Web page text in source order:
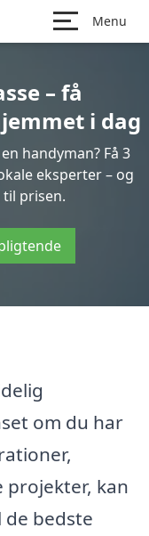
Menu
– få
i dag
handyman? Få 3
eksperter – og
prisen.
om du har
projekter, kan
bedste